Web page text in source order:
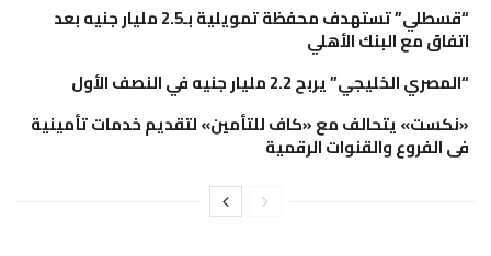
“قسطلي” تستهدف محفظة تمويلية بـ2.5 مليار جنيه بعد
اتفاق مع البنك الأهلي
“المصري الخليجي” يربح 2.2 مليار جنيه في النصف الأول
«نكست» يتحالف مع «كاف للتأمين» لتقديم خدمات تأمينية
فى الفروع والقنوات الرقمية